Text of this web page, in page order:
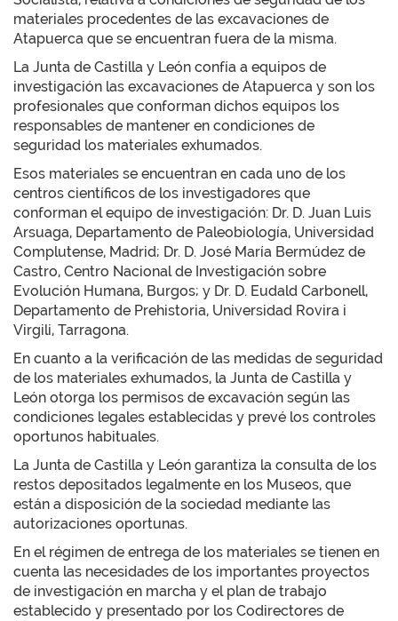
materiales procedentes de las excavaciones de
Atapuerca que se encuentran fuera de la misma.
La Junta de Castilla y León confía a equipos de
investigación las excavaciones de Atapuerca y son los
profesionales que conforman dichos equipos los
responsables de mantener en condiciones de
seguridad los materiales exhumados.
Esos materiales se encuentran en cada uno de los
centros científicos de los investigadores que
conforman el equipo de investigación: Dr. D. Juan Luis
Arsuaga, Departamento de Paleobiología, Universidad
Complutense, Madrid; Dr. D. José María Bermúdez de
Castro, Centro Nacional de Investigación sobre
Evolución Humana, Burgos; y Dr. D. Eudald Carbonell,
Departamento de Prehistoria, Universidad Rovira i
Virgili, Tarragona.
En cuanto a la verificación de las medidas de seguridad
de los materiales exhumados, la Junta de Castilla y
León otorga los permisos de excavación según las
condiciones legales establecidas y prevé los controles
oportunos habituales.
La Junta de Castilla y León garantiza la consulta de los
restos depositados legalmente en los Museos, que
están a disposición de la sociedad mediante las
autorizaciones oportunas.
En el régimen de entrega de los materiales se tienen en
cuenta las necesidades de los importantes proyectos
de investigación en marcha y el plan de trabajo
establecido y presentado por los Codirectores de